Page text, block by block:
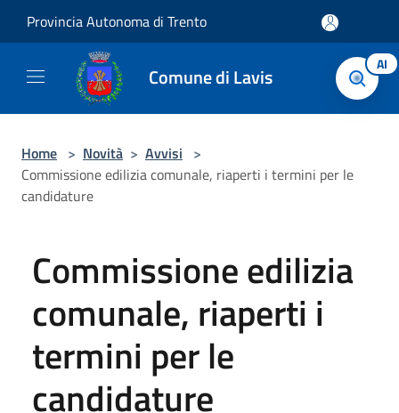
Provincia Autonoma di Trento
Comune di Lavis AI
Home > Novità > Avvisi >
Commissione edilizia comunale, riaperti i termini per le
candidature
Commissione edilizia
comunale, riaperti i
termini per le
candidature